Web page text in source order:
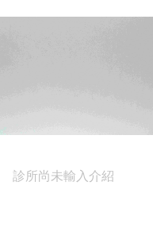
診所尚未輸入介紹